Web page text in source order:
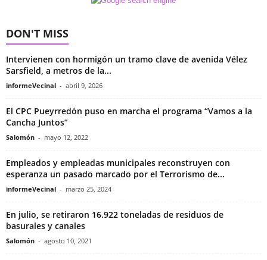
DON'T MISS
Intervienen con hormigón un tramo clave de avenida Vélez
Sarsfield, a metros de la...
informeVecinal - abril 9, 2026
El CPC Pueyrredón puso en marcha el programa “Vamos a la
Cancha Juntos”
Salomón - mayo 12, 2022
Empleados y empleadas municipales reconstruyen con
esperanza un pasado marcado por el Terrorismo de...
informeVecinal - marzo 25, 2024
En julio, se retiraron 16.922 toneladas de residuos de
basurales y canales
Salomón - agosto 10, 2021